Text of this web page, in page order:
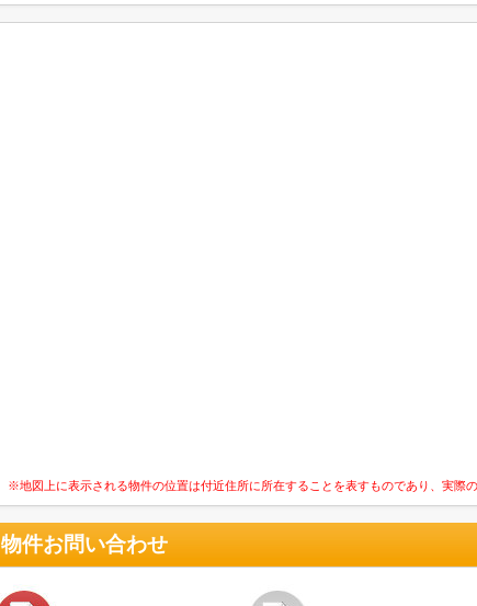
※地図上に表示される物件の位置は付近住所に所在することを表すものであり、実際
物件お問い合わせ